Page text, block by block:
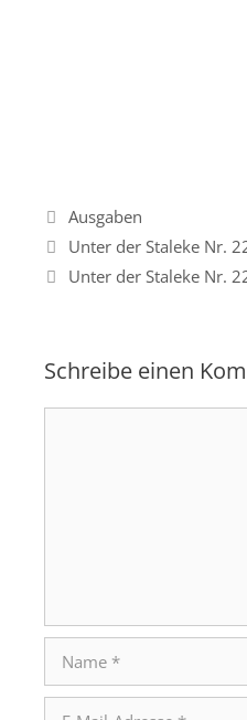
Kategorien
Ausgaben
Unter der Staleke Nr.
Unter der Staleke Nr.
Schreibe einen